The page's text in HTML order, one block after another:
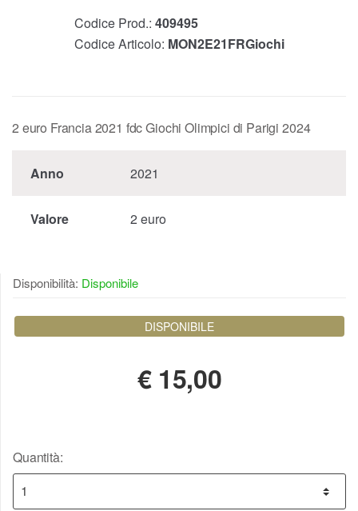
Codice Prod.: 409495
Codice Articolo: MON2E21FRGiochi
2 euro Francia 2021 fdc Giochi Olimpici di Parigi 2024
Anno 2021
Valore 2 euro
Disponibilità: Disponibile
DISPONIBILE
€ 15,00
Quantità: